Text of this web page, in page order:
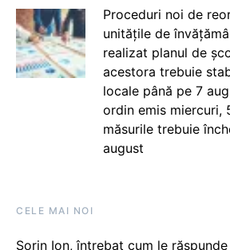
Proceduri noi de
unitățile de
realizat planul de
acestora trebuie
locale până pe 7
ordin emis miercuri,
măsurile trebuie
august
CELE MAI NOI
Sorin Ion, întrebat cum le